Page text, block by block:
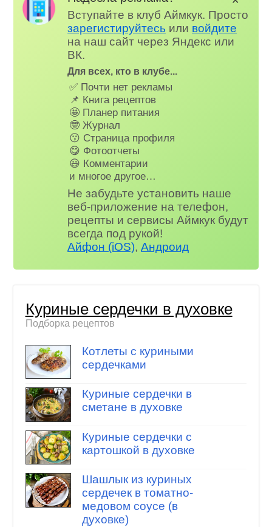
Вступайте в клуб Аймкук. Просто
зарегистируйтесь или войдите
на наш сайт через Яндекс или
ВК.
Для всех, кто в клубе...
✅ Почти нет рекламы
📌 Книга рецептов
🤩 Планер питания
🤓 Журнал
😗 Страница профиля
😋 Фотоотчеты
😃 Комментарии
и многое другое…
Не забудьте установить наше
веб-приложение на телефон,
рецепты и сервисы Аймкук будут
всегда под рукой!
Айфон (iOS),Андроид
Куриные сердечки в духовке
Подборка рецептов
Котлеты с куриными
сердечками
Куриные сердечки в
сметане в духовке
Куриные сердечки с
картошкой в духовке
Шашлык из куриных
сердечек в томатно-
медовом соусе (в
духовке)